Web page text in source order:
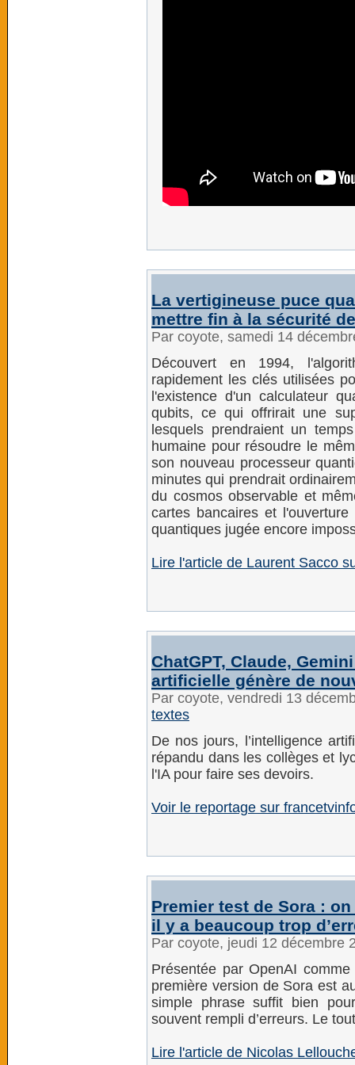
La vertigineuse puce
mettre fin à la sécurité
Par coyote, samedi 14
Découvert en 1994,
rapidement les clés utilisées
l'existence d'un calculateur
qubits, ce qui offrirait une
lesquels prendraient un
humaine pour résoudre le
son nouveau processeur
minutes qui prendrait
du cosmos observable et
cartes bancaires et
quantiques jugée encore
Lire l'article de Laurent Sacco
ChatGPT, Claude,
artificielle génère de
Par coyote, vendredi 13
textes
De nos jours, l’intelligence
répandu dans les collèges et
l'IA pour faire ses devoirs.
Voir le reportage sur
Premier test de Sora :
il y a beaucoup trop
Par coyote, jeudi 12 décembre
Présentée par OpenAI
première version de Sora est
simple phrase suffit bien
souvent rempli d’erreurs. Le
Lire l'article de Nicolas